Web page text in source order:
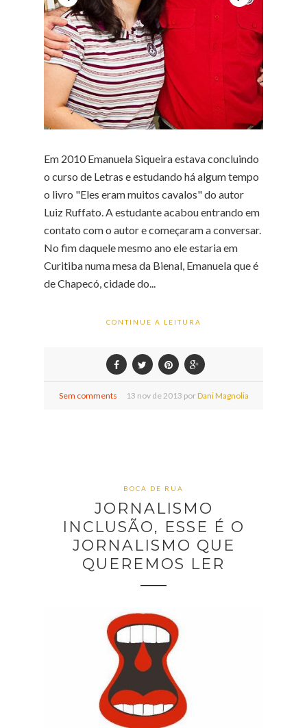
Em 2010 Emanuela Siqueira estava concluindo
o curso de Letras e estudando há algum tempo
o livro "Eles eram muitos cavalos" do autor
Luiz Ruffato. A estudante acabou entrando em
contato com o autor e começaram a conversar.
No fim daquele mesmo ano ele estaria em
Curitiba numa mesa da Bienal, Emanuela que é
de Chapecó, cidade do...
CONTINUE A LEITURA
Sem comments 13 nov de2013 porDani Magnolia
BOCA DE RUA
JORNALISMO
INCLUSÃO, ESSE É O
JORNALISMO QUE
QUEREMOS LER